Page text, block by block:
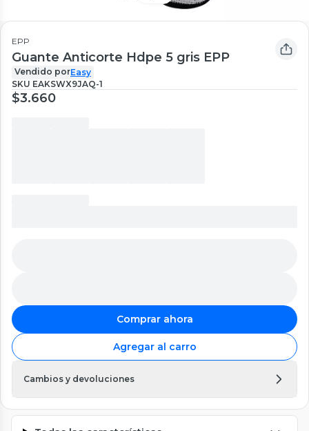
EPP
Guante Anticorte Hdpe 5 gris EPP
Vendido porEasy
SKU EAKSWX9JAQ-1
$3.660
Comprar ahora
Agregar al carro
Cambios y devoluciones